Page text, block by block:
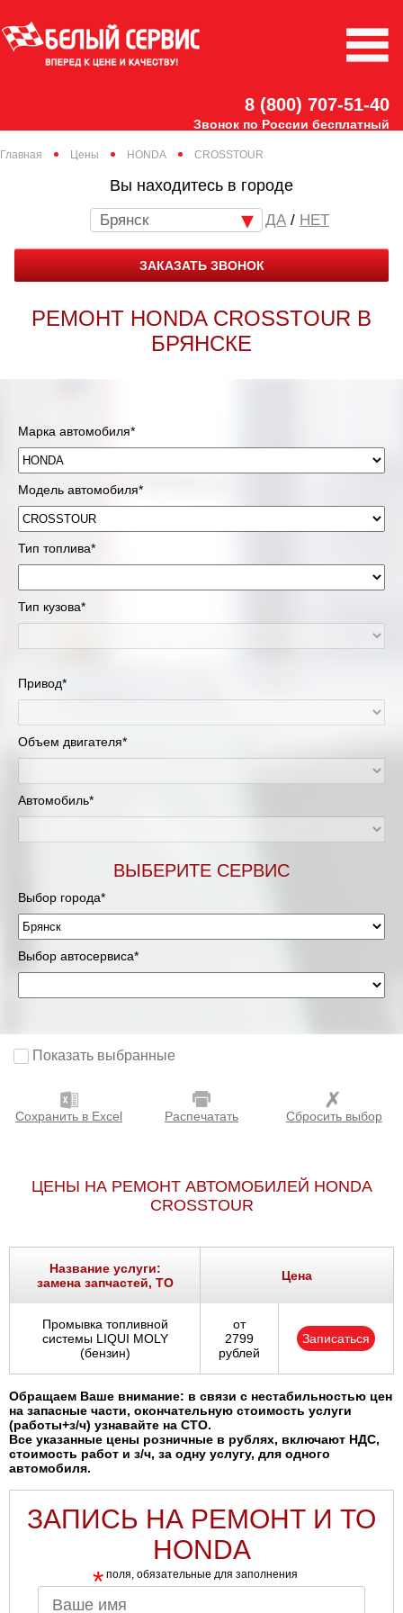
8 (800) 707-51-40
Звонок по России бесплатный
Главная Цены HONDA CROSSTOUR
Вы находитесь в городе
Брянск / НЕТ
ЗАКАЗАТЬ ЗВОНОК
РЕМОНТ HONDA CROSSTOUR В
БРЯНСКЕ
Марка автомобиля*
Модель автомобиля*
Тип топлива*
Тип кузова*
Привод*
Объем двигателя*
Автомобиль*
ВЫБЕРИТЕ СЕРВИС
Выбор города*
Выбор автосервиса*
Показать выбранные
Сохранить в Excel Распечатать Сбросить выбор
ЦЕНЫ НА РЕМОНТ АВТОМОБИЛЕЙ HONDA
CROSSTOUR
Название услуги:
замена запчастей, ТО
Цена
Промывка топливной
системы LIQUI MOLY
(бензин)
от
2799
рублей
Записаться
Обращаем Ваше внимание: в связи с нестабильностью цен
на запасные части, окончательную стоимость услуги
(работы+з/ч) узнавайте на СТО.
Все указанные цены розничные в рублях, включают НДС,
стоимость работ и з/ч, за одну услугу, для одного
автомобиля.
ЗАПИСЬ НА РЕМОНТ И ТО
HONDA
* поля, обязательные для заполнения